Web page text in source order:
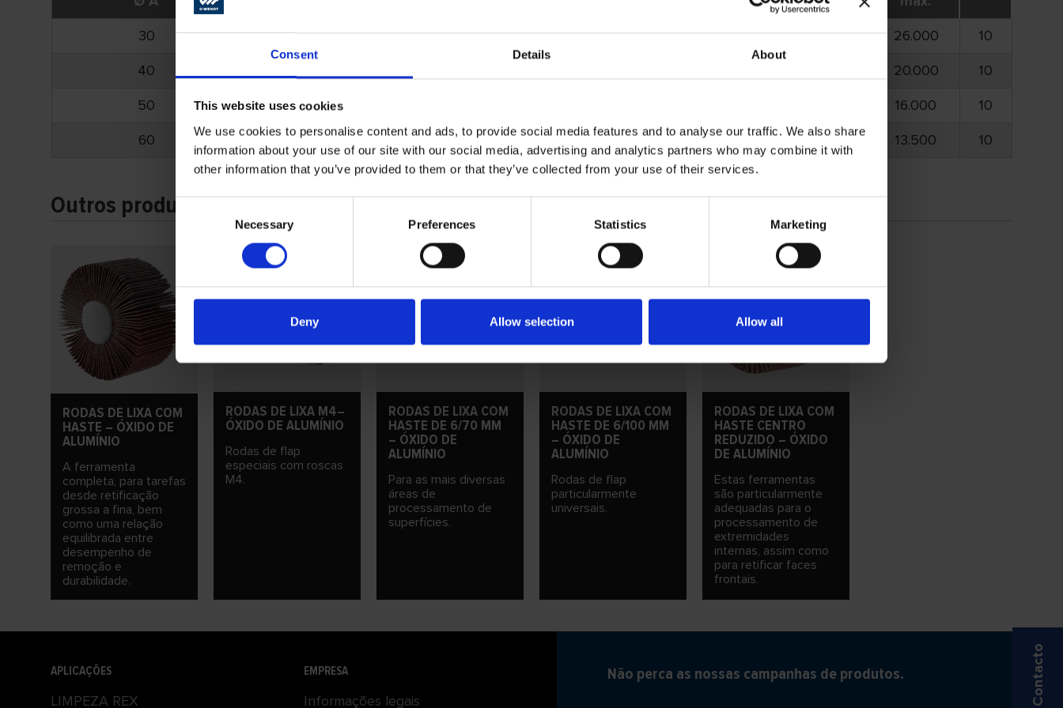
Consent Details About
This website uses cookies
We use cookies to personalise content and ads, to provide social media features and to analyse our traffic. We also share
information about your use of our site with our social media, advertising and analytics partners who may combine it with
other information that you’ve provided to them or that they’ve collected from your use of their services.
Necessary Preferences Statistics Marketing
Deny Allow selection Allow all
30
15 6 102 012 102 014 102 016 102 018 16.000 26.000
10
40
20.000
10
50
30 6 16.000
10
60
30 6 102 252 102 254 102 256 – 9.000 13.500 10
Outros produtos
RODAS DE LIXA COM
HASTE – ÓXIDO DE
ALUMÍNIO
A ferramenta
completa, para tarefas
desde retificação
grossa a fina, bem
como uma relação
equilibrada entre
desempenho de
remoção e
durabilidade.
RODAS DE LIXA M4–
ÓXIDO DE ALUMÍNIO
Rodas de flap
especiais com roscas
M4.
RODAS DE LIXA COM
HASTE DE 6/70 MM
– ÓXIDO DE
ALUMÍNIO
Para as mais diversas
áreas de
processamento de
superfícies.
RODAS DE LIXA COM
HASTE DE 6/100 MM
– ÓXIDO DE
ALUMÍNIO
Rodas de flap
particularmente
universais.
RODAS DE LIXA COM
HASTE CENTRO
REDUZIDO – ÓXIDO
DE ALUMÍNIO
Estas ferramentas
são particularmente
adequadas para o
processamento de
extremidades
internas, assim como
para retificar faces
frontais.
APLICAÇÕES
LIMPEZA REX
EMPRESA
Informações legais
Não perca as nossas campanhas de produtos. Contacto